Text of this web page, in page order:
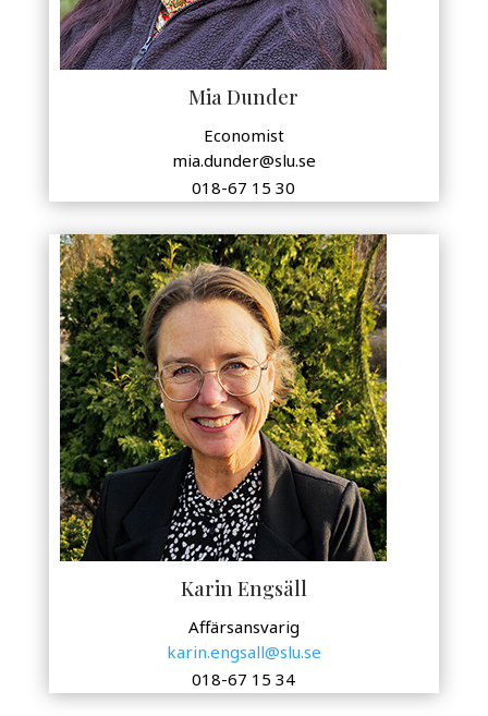
Mia Dunder
Economist
mia.dunder@slu.se
018-67 15 30
Karin Engsäll
Affärsansvarig
karin.engsall@slu.se
018-67 15 34